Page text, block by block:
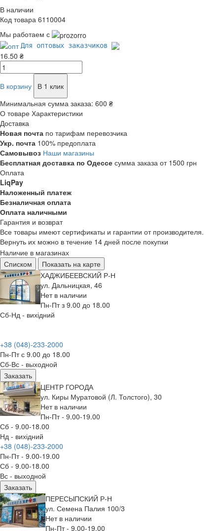
В наличии
Код товара 6110004
Мы работаем с
Для оптовых заказчиков
16.50 ₴
В корзину
В 1 клик
Минимальная сумма заказа: 600 ₴
О товаре Характеристики
Доставка
Новая почта по тарифам перевозчика
Укр. почта 100% предоплата
Самовывоз Наши магазины
Бесплатная доставка по Одессе сумма заказа от 1500 грн
Оплата
LiqPay
Наложенный платеж
Безналичная оплата
Оплата наличными
Гарантия и возврат
Все товары имеют сертификаты и гарантии от производителя.
Вернуть их можно в течение 14 дней после покупки
Наличие в магазинах
Списком
Показать на карте
ХАДЖИБЕЕВСКИЙ Р-Н
ул. Дальницкая, 46
Нет в наличии
Пн-Пт з 9.00 до 18.00
Сб-Нд - вихідний
+38 (048)-233-2000
Пн-Пт с 9.00 до 18.00
Сб-Вс - выходной
Заказать
ЦЕНТР ГОРОДА
ул. Киры Муратовой (Л. Толстого), 30
Нет в наличии
Пн-Пт - 9.00-19.00
Сб - 9.00-18.00
Нд - вихідний
+38 (048)-233-2000
Пн-Пт - 9.00-19.00
Сб - 9.00-18.00
Вс - выходной
Заказать
ПЕРЕСЫПСКИЙ Р-Н
ул. Семена Палия 100/3
Нет в наличии
Пн-Пт - 9.00-19.00